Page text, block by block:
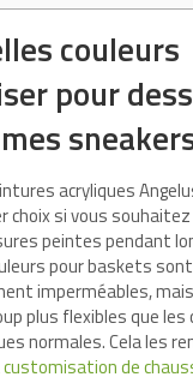
couleurs
pour
acryliques
choix si vous
peintes pendant
pour baskets
imperméables,
plus flexibles que les
normales. Cela les
customisation de